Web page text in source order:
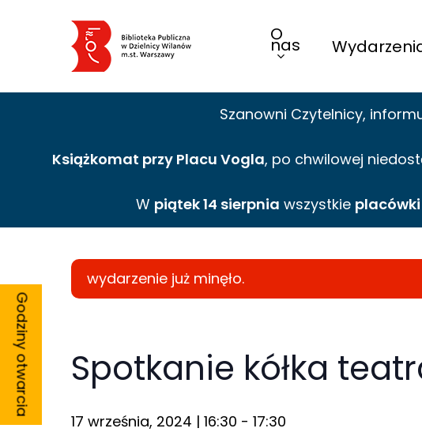
O
nas
Szanowni Czytelnicy,
Książkomat przy Placu Vogla, po chwilowej
W piątek 14 sierpnia wszystkie
wydarzenie już minęło.
Spotkanie kółka
17 września, 2024 | 16:30 - 17:30
Godziny otwarcia